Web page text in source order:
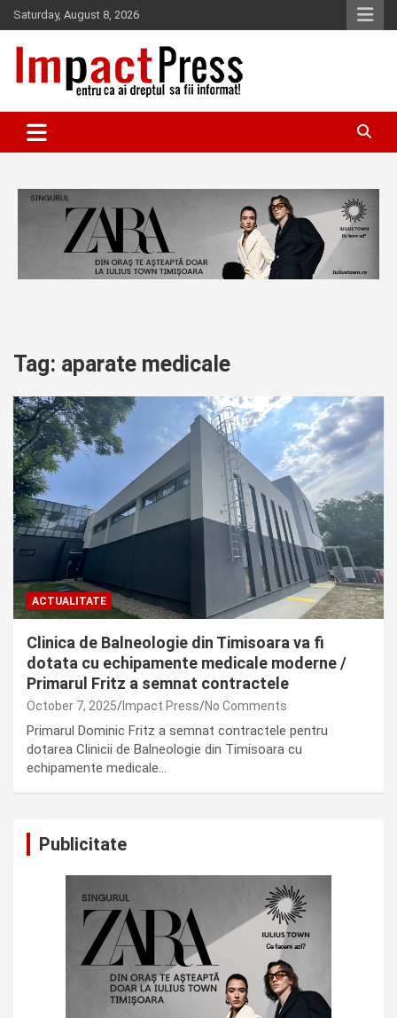
Skip
to
content
Saturday, August 8, 2026
IMPACTPRESS
Tag: aparate medicale
ACTUALITATE
Clinica de Balneologie din Timisoara va fi
dotata cu echipamente medicale moderne /
Primarul Fritz a semnat contractele
October 7, 2025 Impact Press No Comments
Primarul Dominic Fritz a semnat contractele pentru
dotarea Clinicii de Balneologie din Timisoara cu
echipamente medicale…
Publicitate